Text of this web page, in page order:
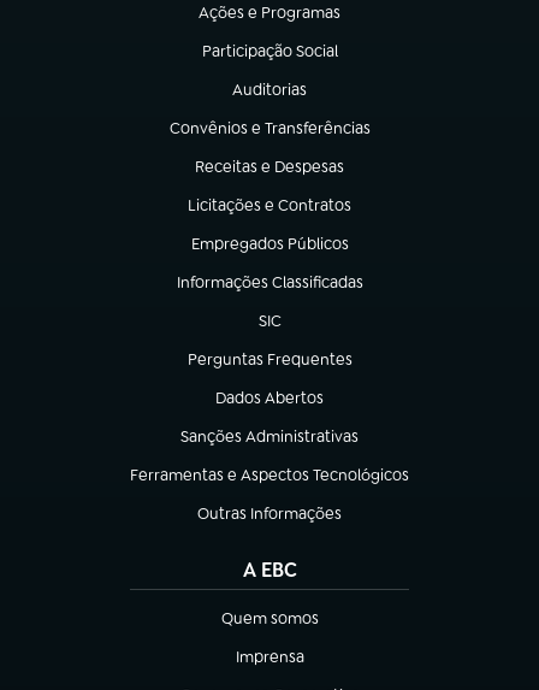
Ações e Programas
(abre em nova aba)
Participação Social
(abre em nova aba)
Auditorias
(abre em nova aba)
Convênios e Transferências
(abre em nova aba)
Receitas e Despesas
(abre em nova aba)
Licitações e Contratos
(abre em nova aba)
Empregados Públicos
(abre em nova aba)
Informações Classificadas
(abre em nova aba)
SIC
(abre em nova aba)
Perguntas Frequentes
(abre em nova aba)
Dados Abertos
(abre em nova aba)
Sanções Administrativas
(abre em nova aba)
Ferramentas e Aspectos Tecnológicos
(abre em nova aba)
Outras Informações
(abre em nova aba)
A EBC
Quem somos
(abre em nova aba)
Imprensa
(abre em nova aba)